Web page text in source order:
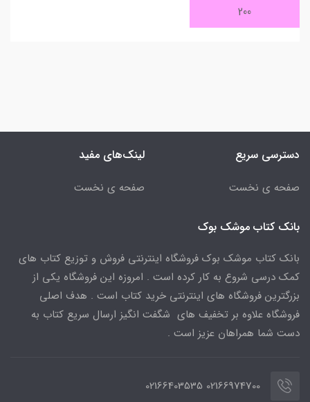
200
دسترسی سریع
صفحه ی نخست
لینک‌های مفید
صفحه ی نخست
بانک کتاب موشک بوک
بانک کتاب موشک بوک فروشگاه اینترنتی فروش و توزیع کتاب های
کمک درسی شروع به کار کرده است . امروزه این فروشگاه یکی از
بزرگترین فروشگاه های اینترنتی خرید کتاب است . هدف اصلی
فروشگاه علاوه بر تخفیف های شگفت انگیز ارسال سریع کتاب به
دست شما همراهان عزیز است .
02166974700 02166403535